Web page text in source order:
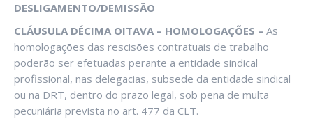
DESLIGAMENTO/DEMISSÃO
CLÁUSULA DÉCIMA OITAVA – HOMOLOGAÇÕES – As
homologações das rescisões contratuais de trabalho
poderão ser efetuadas perante a entidade sindical
profissional, nas delegacias, subsede da entidade sindical
ou na DRT, dentro do prazo legal, sob pena de multa
pecuniária prevista no art. 477 da CLT.